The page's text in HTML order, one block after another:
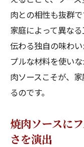
肉との相性も抜群で
家庭によって異な
伝わる独自の味わ
プルな材料を使い
肉ソースこそが、
るのです。
焼肉ソースに
さを演出